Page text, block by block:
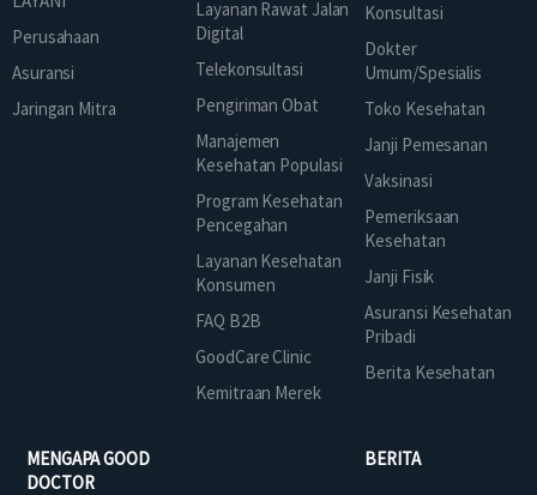
Perusahaan
Asuransi
Jaringan Mitra
Layanan Rawat Jalan
Digital
Telekonsultasi
Pengiriman Obat
Manajemen
Kesehatan Populasi
Program Kesehatan
Pencegahan
Layanan Kesehatan
Konsumen
FAQ B2B
GoodCare Clinic
Kemitraan Merek
Konsultasi
Dokter
Umum/Spesialis
Toko Kesehatan
Janji Pemesanan
Vaksinasi
Pemeriksaan
Kesehatan
Janji Fisik
Asuransi Kesehatan
Pribadi
Berita Kesehatan
MENGAPA GOOD
DOCTOR
BERITA